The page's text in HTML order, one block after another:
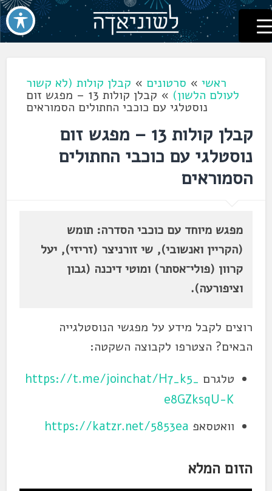
דלג
לתוכן
לשוניאדה
עברית. לשון. שפה
ראשי» סרטונים » קבלן קולות (לא קשור
לעולם הלשון) » קבלן קולות 13 – מפגש זום
נוסטלגי עם כוכבי החתולים הסמוראים
קבלן קולות 13 – מפגש זום
נוסטלגי עם כוכבי החתולים
הסמוראים
מפגש מיוחד עם כוכבי הסדרה: תומש
(הקריין ואנשובי), שי זורניצר (זריזי), יעל
קרוון (פולי־אסתר) ומוטי דיכנה (גבון
וציפורעה).
רוצים לקבל מידע על מפגשי הנוסטלגייה
הבאים? הצטרפו לקבוצה השקטה:
טלגרם https://t.me/joinchat/H7_k5_
e8GZksqU-K
וואטסאפ https://katzr.net/5853ea
הזום המלא